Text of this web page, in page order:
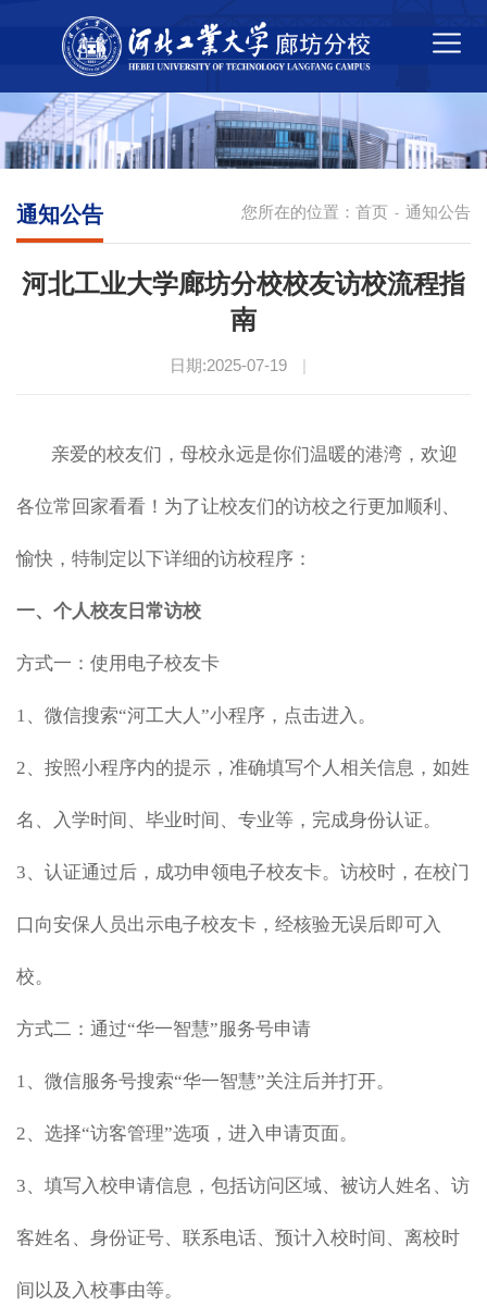
您所在的位置： 首页 - 通知公告
通知公告
河北工业大学廊坊分校校友访校流程指
南
日期:2025-07-19 |
亲爱的校友们，母校永远是你们温暖的港湾，欢迎
各位常回家看看！为了让校友们的访校之行更加顺利、
愉快，特制定以下详细的访校程序：
一、 个人校友日常访校
方式一：使用电子校友卡
1、 微信搜索“河工大人”小程序，点击进入。
2、按照小程序内的提示，准确填写个人相关信息，如姓
名、入学时间、毕业时间、专业等，完成身份认证。
3、认证通过后，成功申领电子校友卡。访校时，在校门
口向安保人员出示电子校友卡，经核验无误后即可入
校。
方式二：通过“华一智慧”服务号申请
1、微信服务号搜索“华一智慧”关注后并打开。
2、 选择“访客管理”选项，进入申请页面。
3、填写入校申请信息，包括访问区域、被访人姓名、访
客姓名、身份证号、联系电话、预计入校时间、离校时
间以及入校事由等。